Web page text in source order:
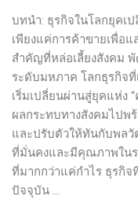
บทนำ: ธุรกิจในโลกยุคเ
เพียงแค่การค้าขายเพื่อ
สำคัญที่หล่อเลี้ยงสังคม
ระดับมหภาค โลกธุรกิจ
เริ่มเปลี่ยนผ่านสู่ยุคแห่ง
ผลกระทบทางสังคมไปพ
และปรับตัวให้ทันกับพลวั
ที่มั่นคงและมีคุณภาพในร
ที่มากกว่าแค่กำไร ธุรกิจ
ปัจจุบัน ...